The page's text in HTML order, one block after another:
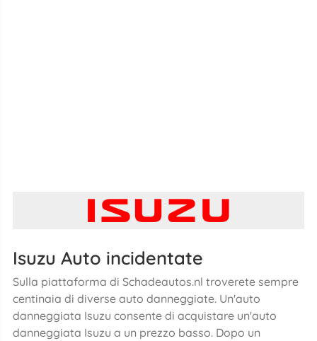
Isuzu Auto incidentate
Sulla piattaforma di Schadeautos.nl troverete sempre
centinaia di diverse auto danneggiate. Un'auto
danneggiata Isuzu consente di acquistare un'auto
danneggiata Isuzu a un prezzo basso. Dopo un